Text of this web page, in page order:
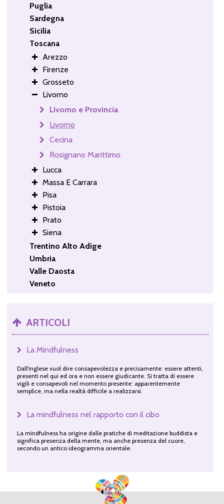
Puglia
Sardegna
Sicilia
Toscana
Arezzo
Firenze
Grosseto
Livorno
Livorno e Provincia
Livorno
Cecina
Rosignano Marittimo
Lucca
Massa E Carrara
Pisa
Pistoia
Prato
Siena
Trentino Alto Adige
Umbria
Valle Daosta
Veneto
ARTICOLI
La Mindfulness
Dall'inglese vuol dire consapevolezza e precisamente: essere attenti,
presenti nel qui ed ora e non essere giudicante. Si tratta di essere
vigili e consapevoli nel momento presente: apparentemente
semplice, ma nella realtà difficile a realizzarsi.
La mindfulness nel rapporto con il cibo
La mindfulness ha origine dalle pratiche di meditazione buddista e
significa presenza della mente, ma anche presenza del cuore,
secondo un antico ideogramma orientale.